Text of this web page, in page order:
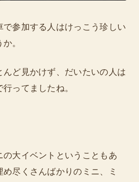
で参加する人はけっこう珍しい
。
ど見かけず、だいたいの人は
ってましたね。
大イベントということもあ
尽くさんばかりのミニ、ミ